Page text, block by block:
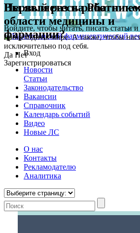
Первый раз на
Войдите, чтобы читать, писать статьи
происходит в мире. А также, чтобы
исключительно под себя.
Зарегистрироваться
Вы являетесь
области медицины и
фармации?
Да НетВход
Новости
Статьи
Законодательство
Вакансии
Справочник
Календарь событий
Видео
Новые ЛС
О нас
Контакты
Рекламодателю
Аналитика